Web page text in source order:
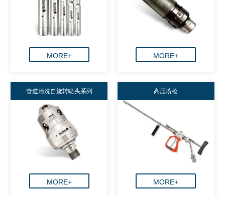
MORE+ MORE+
管道清洗自旋转喷头系列
MORE+
高压喷枪
MORE+